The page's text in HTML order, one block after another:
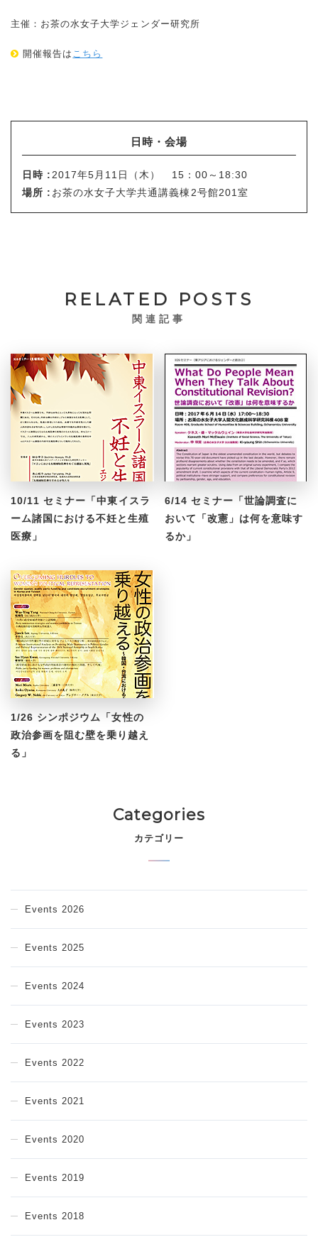
主催：お茶の水女子大学ジェンダー研究所
開催報告は こちら
日時・会場
日時 : 2017年5月11日（木） 15：00～18:30
場所 : お茶の水女子大学共通講義棟2号館201室
RELATED POSTS
関連記事
10/11 セミナー「中東イスラ
ーム諸国における不妊と生殖
医療」
6/14 セミナー「世論調査に
おいて「改憲」は何を意味す
るか」
1/26 シンポジウム「女性の
政治参画を阻む壁を乗り越え
る」
Categories
カテゴリー
Events 2026
Events 2025
Events 2024
Events 2023
Events 2022
Events 2021
Events 2020
Events 2019
Events 2018